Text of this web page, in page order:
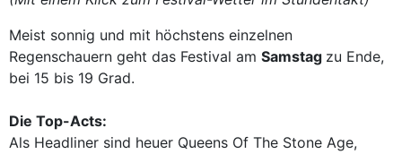
Meist sonnig und mit höchstens einzelnen
Regenschauern geht das Festival am Samstag zu Ende,
bei 15 bis 19 Grad.
Die Top-Acts:
Als Headliner sind heuer Queens Of The Stone Age,